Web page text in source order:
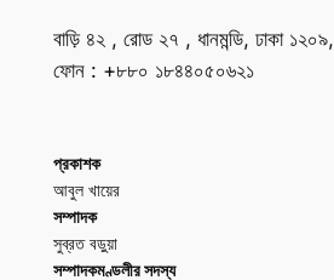
বাড়ি ৪২ , রোড ২৭ , ধানমন্ডি, ঢাকা ১২০৯,
ফোন : +৮৮০ ১৮৪৪০৫০৬২১
প্রকাশক
আবুল খায়ের
সম্পাদক
সুব্রত বড়ুয়া
সম্পাদকমণ্ডলীর সদস্য